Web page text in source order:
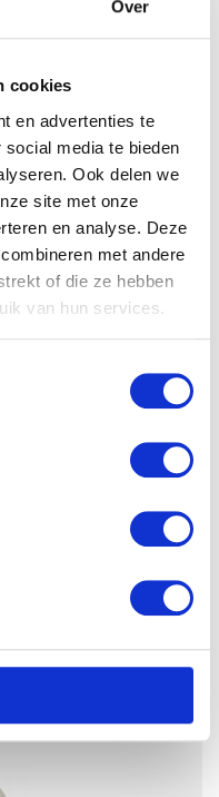
Over
cookies
en advertenties te
media te bieden
Ook delen we
site met onze
en analyse. Deze
met andere
of die ze hebben
van hun services.